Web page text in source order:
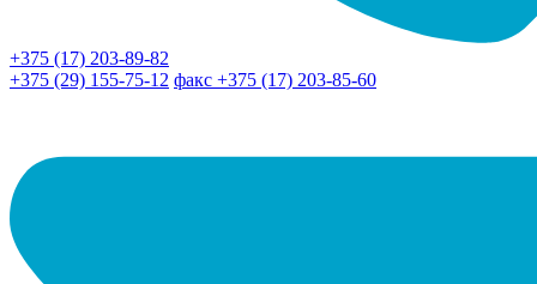
+375 (17) 203-89-82
+375 (29) 155-75-12 факс +375 (17) 203-85-60